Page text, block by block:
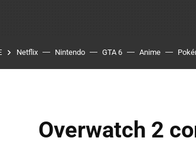
Netflix Nintendo GTA 6 Anime
Overwatch 2